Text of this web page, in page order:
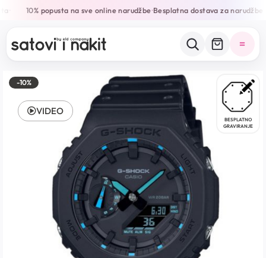
10% popusta na sve online narudžbe•Besplatna dostava za narudžbe
-10%
BESPLATNO
GRAVIRANJE
VIDEO